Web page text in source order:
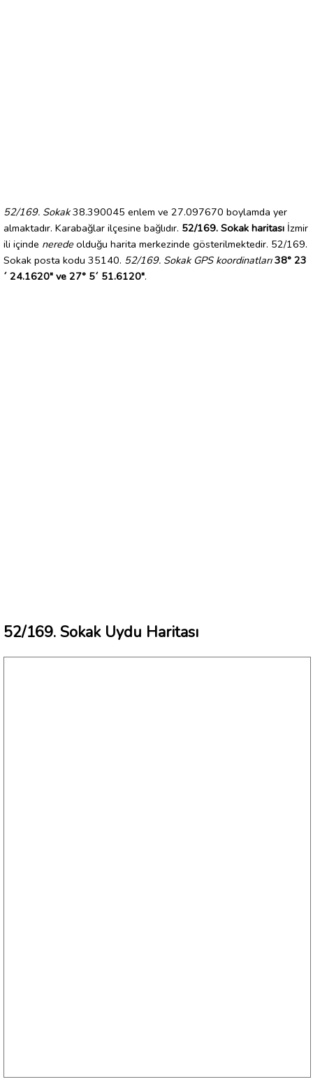
52/169. Sokak38.390045 enlem ve 27.097670 boylamda yer
almaktadır. Karabağlar ilçesine bağlıdır. 52/169. Sokak haritası İzmir
ili içinde nerede olduğu harita merkezinde gösterilmektedir. 52/169.
Sokak posta kodu 35140. 52/169. Sokak GPS koordinatları 38° 23
´ 24.1620" ve 27° 5´ 51.6120".
52/169. Sokak Uydu Haritası